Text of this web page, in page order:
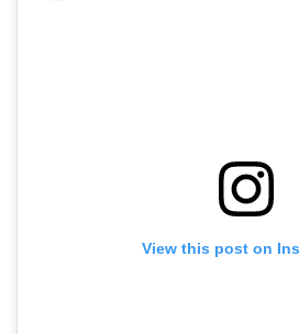
View this post on